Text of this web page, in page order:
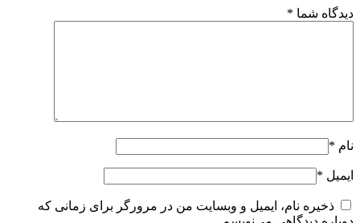
دیدگاه شما *
نام *
ایمیل *
ذخیره نام، ایمیل و وبسایت من در مرورگر برای زمانی که